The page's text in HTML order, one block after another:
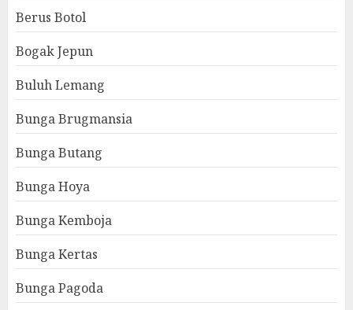
Berus Botol
Bogak Jepun
Buluh Lemang
Bunga Brugmansia
Bunga Butang
Bunga Hoya
Bunga Kemboja
Bunga Kertas
Bunga Pagoda